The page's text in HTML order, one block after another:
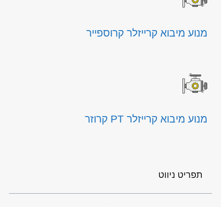
מנוע מיבוא קרייזלר קרוספייר
מנוע מיבוא קרייזלר PT קרוזר
תפריט ניווט